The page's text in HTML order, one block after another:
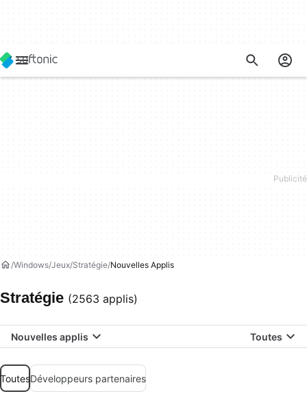
Windows Jeux Stratégie Nouvelles Applis
Stratégie (2563 applis)
Nouvelles applis Toutes
ToutesDéveloppeurs partenaires